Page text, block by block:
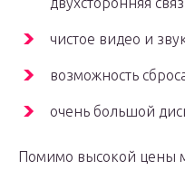
чистое видео и
возможность
очень большой
Помимо высокой цены